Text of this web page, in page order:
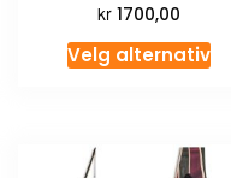
kr1700,00
Velg alternativ